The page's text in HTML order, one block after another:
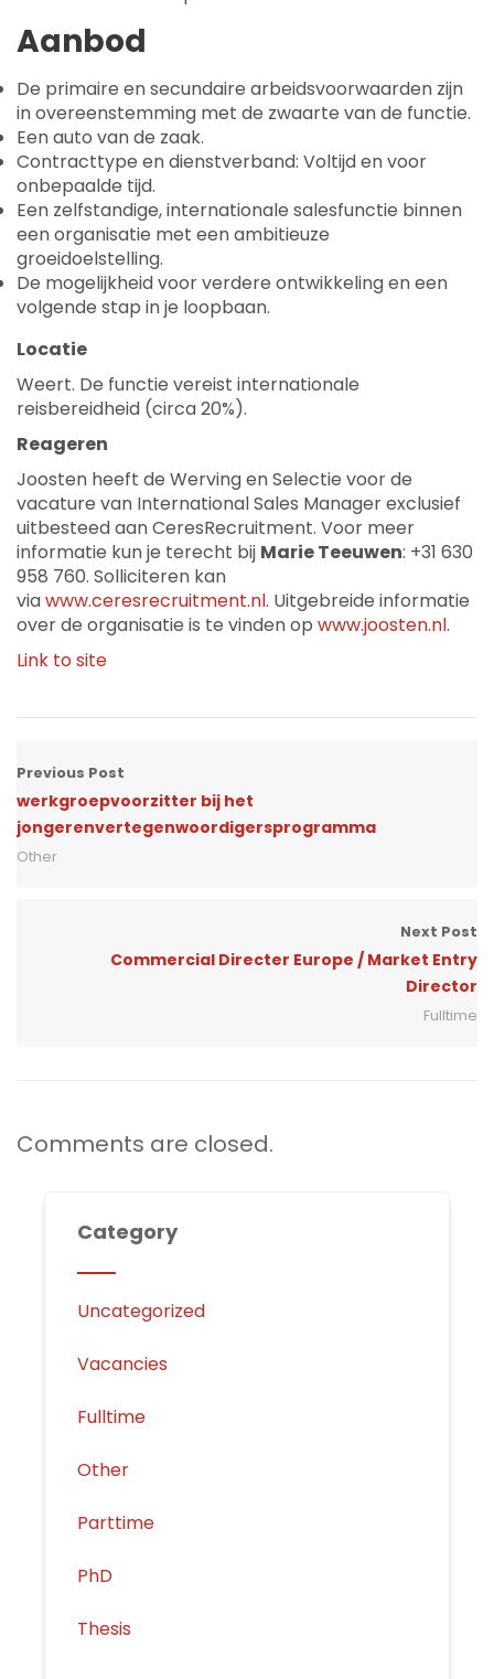
Aanbod
De primaire en secundaire arbeidsvoorwaarden zijn
in overeenstemming met de zwaarte van de functie.
Een auto van de zaak.
Contracttype en dienstverband: Voltijd en voor
onbepaalde tijd.
Een zelfstandige, internationale salesfunctie binnen
een organisatie met een ambitieuze
groeidoelstelling.
De mogelijkheid voor verdere ontwikkeling en een
volgende stap in je loopbaan.
Locatie
Weert. De functie vereist internationale
reisbereidheid (circa 20%).
Reageren
Joosten heeft de Werving en Selectie voor de
vacature van International Sales Manager exclusief
uitbesteed aan CeresRecruitment. Voor meer
informatie kun je terecht bij Marie Teeuwen: +31 630
958 760. Solliciteren kan
viawww.ceresrecruitment.nl. Uitgebreide informatie
over de organisatie is te vinden op www.joosten.nl.
Link to site
Previous Post
werkgroepvoorzitter bij het
jongerenvertegenwoordigersprogramma
Other
Next Post
Commercial Directer Europe / Market Entry
Director
Fulltime
Comments are closed.
Category
Uncategorized
Vacancies
Fulltime
Other
Parttime
PhD
Thesis